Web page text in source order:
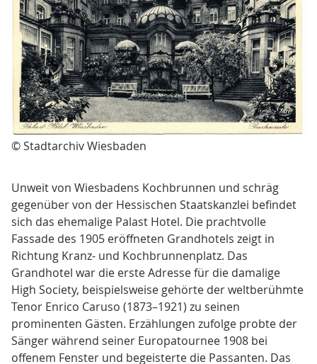
© Stadtarchiv Wiesbaden
Unweit von Wiesbadens Kochbrunnen und schräg
gegenüber von der Hessischen Staatskanzlei befindet
sich das ehemalige Palast Hotel. Die prachtvolle
Fassade des 1905 eröffneten Grandhotels zeigt in
Richtung Kranz- und Kochbrunnenplatz. Das
Grandhotel war die erste Adresse für die damalige
High Society, beispielsweise gehörte der weltberühmte
Tenor Enrico Caruso (1873–1921) zu seinen
prominenten Gästen. Erzählungen zufolge probte der
Sänger während seiner Europatournee 1908 bei
offenem Fenster und begeisterte die Passanten. Das